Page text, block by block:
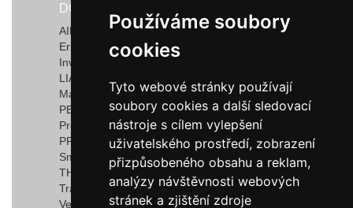
Používáme soubory
cookies
Tyto webové stránky používají
soubory cookies a další sledovací
nástroje s cílem vylepšení
uživatelského prostředí, zobrazení
přizpůsobeného obsahu a reklam,
analýzy návštěvnosti webových
stránek a zjištění zdroje
Používáme soubory
cookies
Tyto webové stránky používají
soubory cookies a další sledovací
nástroje s cílem vylepšení
uživatelského prostředí, zobrazení
přizpůsobeného obsahu a reklam,
analýzy návštěvnosti webových
stránek a zjištění zdroje
DODAVATELÉ
AIRTECT Plastic Leak Alarm Systems
Ermanno Balzi S.r.l.
Invotec Solutions Limited
LIAD Weighing and Control Systems Ltd.
Marquardt GmbH & Co. KG
PEDROTTI NORMALIZZATI
Progressive Components
PROMEC FITTINGS S.R.L.
Smartflow
THERMOPLAY S.r.l
TracyTec
Vega S.r.l